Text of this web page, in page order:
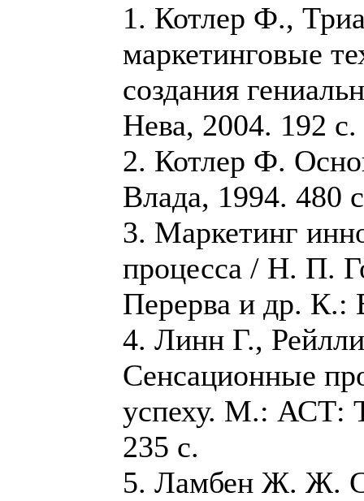
1. Котлер Ф.,
маркетинговые
создания
Нева, 2004. 192 с.
2. Котлер Ф.
Влада, 1994. 480
3. Маркетинг
процесса / Н. П.
Перерва и др. К.:
4. Линн Г.,
Сенсационные
успеху. М.: АСТ:
235 с.
5. Ламбен Ж. Ж.